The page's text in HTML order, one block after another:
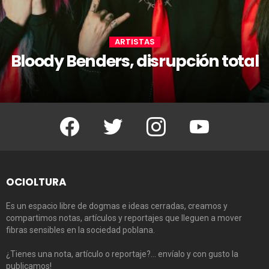
ARTISTAS
Bloody Benders, disrupción total
Facebook Twitter Instagram Youtube
OCIOLTURA
Es un espacio libre de dogmas e ideas cerradas, creamos y
compartimos notas, artículos y reportajes que lleguen a mover
fibras sensibles en la sociedad poblana.
¿Tienes una nota, artículo o reportaje?… envíalo y con gusto la
publicamos!